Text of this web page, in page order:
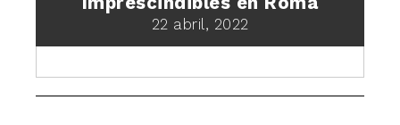
22 abril, 2022